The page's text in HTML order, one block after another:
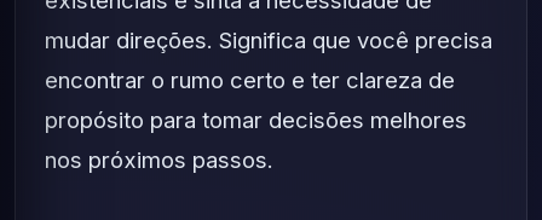
mudar direções. Significa que você precisa
encontrar o rumo certo e ter clareza de
propósito para tomar decisões melhores
nos próximos passos.